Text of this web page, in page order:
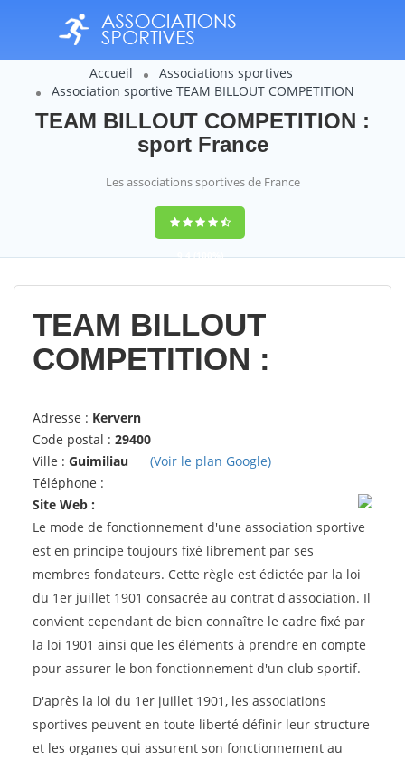
Accueil
Associations sportives
Association sportive TEAM BILLOUT COMPETITION
TEAM BILLOUT COMPETITION :
sport France
Les associations sportives de France
9,4(100%)
14358votes
TEAM BILLOUT
COMPETITION :
Adresse : Kervern
Code postal : 29400
Ville : Guimiliau
(Voir le plan Google)
Téléphone :
Site Web :
Le mode de fonctionnement d'une association sportive
est en principe toujours fixé librement par ses
membres fondateurs. Cette règle est édictée par la loi
du 1er juillet 1901 consacrée au contrat d'association. Il
convient cependant de bien connaître le cadre fixé par
la loi 1901 ainsi que les éléments à prendre en compte
pour assurer le bon fonctionnement d'un club sportif.
D'après la loi du 1er juillet 1901, les associations
sportives peuvent en toute liberté définir leur structure
et les organes qui assurent son fonctionnement au